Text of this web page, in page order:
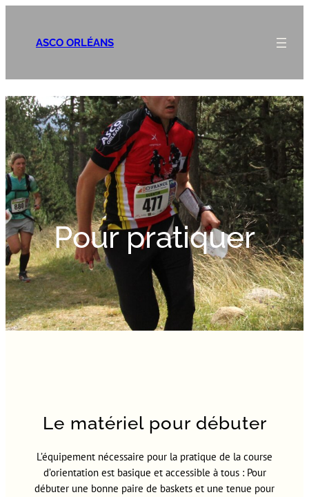
ASCO ORLÉANS
Pour pratiquer
Le matériel pour débuter
L’équipement nécessaire pour la pratique de la course
d’orientation est basique et accessible à tous : Pour
débuter une bonne paire de baskets et une tenue pour